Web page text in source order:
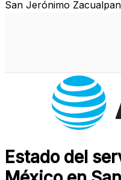
San Jerónimo Zacualpan
Estado del